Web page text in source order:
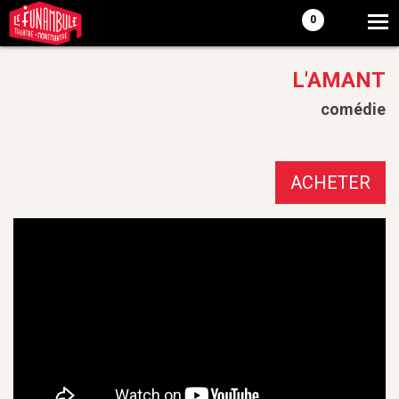
0
L'AMANT
comédie
ACHETER